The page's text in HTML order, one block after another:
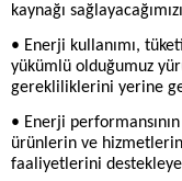
kaynağı
• Enerji kullanımı,
yükümlü olduğumuz
gerekliliklerini yerine
• Enerji
ürünlerin ve hizmetlerin
faaliyetlerini